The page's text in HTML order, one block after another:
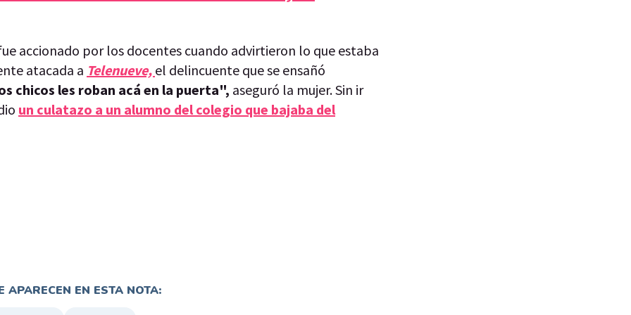
accionado por los docentes cuando advirtieron lo que estaba
atacada a Telenueve, el delincuente que se ensañó
chicos les roban acá en la puerta", aseguró la mujer. Sin ir
un culatazo a un alumno del colegio que bajaba del
APARECEN EN ESTA NOTA: